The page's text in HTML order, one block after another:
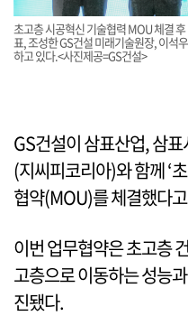
초고층 시공혁신 기술협력 MOU 체결
표, 조성한 GS건설 미래기술원장, 이석
하고 있다.<사진제공=GS건설>
GS건설이 삼표산업, 삼
(지씨피코리아)와 함께 ‘
협약(MOU)를 체결했다
이번 업무협약은 초고층
고층으로 이동하는 성능
진됐다.